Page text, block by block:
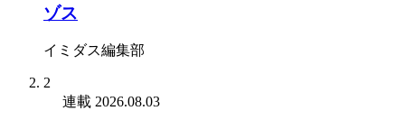
ゾス
イミダス編集部
2
連載 2026.08.03